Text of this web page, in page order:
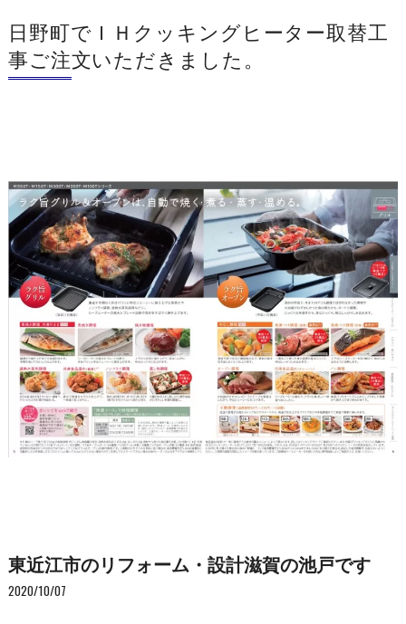
日野町でＩＨクッキングヒーター取替工
事ご注文いただきました。
東近江市のリフォーム・設計滋賀の池戸です
2020/10/07